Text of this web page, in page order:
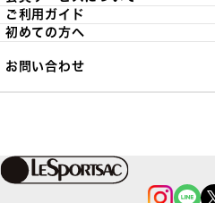
ご利用ガイド
初めての方へ
お問い合わせ